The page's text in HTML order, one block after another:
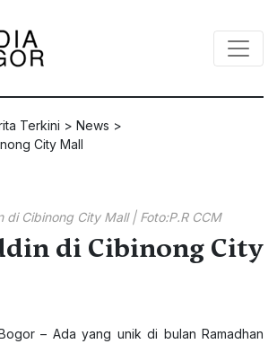
Terkini > News >
City Mall
di Cibinong City Mall | Foto:P.R CCM
di Cibinong City
Bogor – Ada yang unik di bulan Ramadhan